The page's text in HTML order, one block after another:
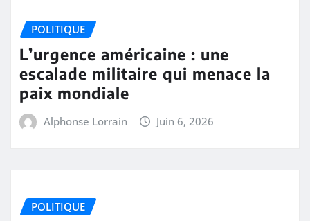
POLITIQUE
L’urgence américaine : une
escalade militaire qui menace la
paix mondiale
Alphonse Lorrain Juin 6, 2026
POLITIQUE